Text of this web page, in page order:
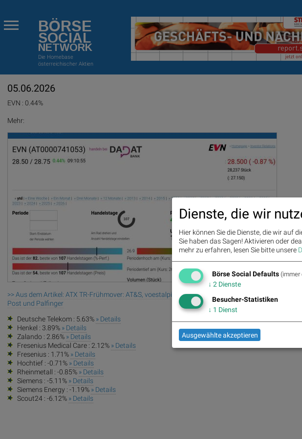
BÖRSE
SOCIAL
NETWORK
Die Homebase
österreichischer Aktien
05.06.2026
EVN : 0.44%
Mehr:
>> Aus dem Artikel: ATX TR-Frühmover: AT&S, voestalpine, Wienerberger, RBI, Lenzing, SBO, EVN,
Post und Palfinger
Deutsche Telekom : 5.63% » Details
Henkel : 3.89% » Details
Zalando : 2.86% » Details
Fresenius Medical Care : 2.12% » Details
Fresenius : 1.71% » Details
Hochtief : -0.71% » Details
Rheinmetall : -0.85% » Details
Siemens : -5.11% » Details
Siemens Energy : -1.19% » Details
Scout24 : -6.12% » Details
Dienste, die wir
Hier können Sie die Dienste, die wir auf
Sie haben das Sagen! Aktivieren oder
mehr zu erfahren, lesen Sie bitte unsere
Börse Social Defaults (immer
↓ 2 Dienste
Besucher-Statistiken
↓ 1 Dienst
Ausgewählte akzeptieren